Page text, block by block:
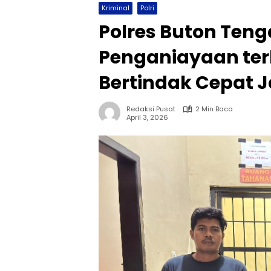
Kriminal Polri
Polres Buton
Penganiayaan
Bertindak Cepat
Redaksi Pusat
2 Min Baca
April 3, 2026